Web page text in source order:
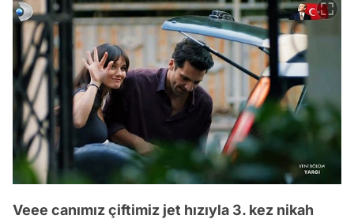
Veee canımız çiftimiz jet hızıyla 3. kez nikah